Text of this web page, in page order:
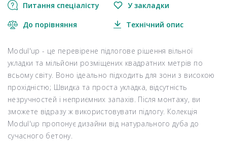
Питання спеціалісту У закладки
До порівняння Технічний опис
Modul'up - це перевірене підлогове рішення вільної
укладки та мільйони розміщених квадратних метрів по
всьому світу. Воно ідеально підходить для зони з високою
прохідністю; Швидка та проста укладка, відсутність
незручностей і неприємних запахів. Після монтажу, ви
зможете відразу ж використовувати підлогу. Колекція
Modul'up пропонує дизайни від натурального дуба до
сучасного бетону.